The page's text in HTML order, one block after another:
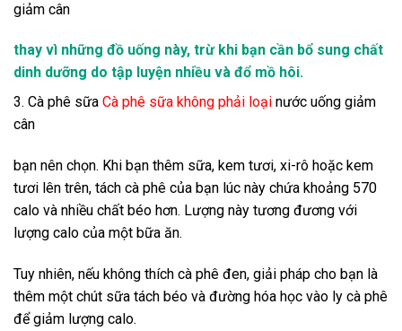
giảm cân
thay vì những đồ uống này, trừ khi bạn cần bổ sung chất
dinh dưỡng do tập luyện nhiều và đổ mồ hôi.
3. Cà phê sữa Cà phê sữa không phải loại nước uống giảm
cân
bạn nên chọn. Khi bạn thêm sữa, kem tươi, xi-rô hoặc kem
tươi lên trên, tách cà phê của bạn lúc này chứa khoảng 570
calo và nhiều chất béo hơn. Lượng này tương đương với
lượng calo của một bữa ăn.
Tuy nhiên, nếu không thích cà phê đen, giải pháp cho bạn là
thêm một chút sữa tách béo và đường hóa học vào ly cà phê
để giảm lượng calo.